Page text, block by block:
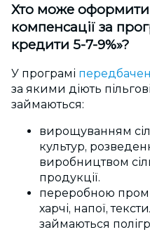
Хто може
компенсації за
кредити 5-7-9%»?
У програмі
за якими діють
займаються:
вирощуванням
культур,
виробництвом
продукції.
переробною
харчі, напої,
займаються